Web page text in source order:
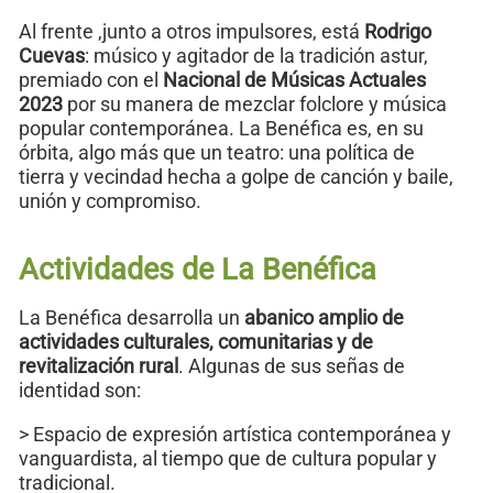
Al frente ,junto a otros impulsores, está Rodrigo
Cuevas: músico y agitador de la tradición astur,
premiado con el Nacional de Músicas Actuales
2023 por su manera de mezclar folclore y música
popular contemporánea. La Benéfica es, en su
órbita, algo más que un teatro: una política de
tierra y vecindad hecha a golpe de canción y baile,
unión y compromiso.
Actividades de La Benéfica
La Benéfica desarrolla un abanico amplio de
actividades culturales, comunitarias y de
revitalización rural . Algunas de sus señas de
identidad son:
> Espacio de expresión artística contemporánea y
vanguardista, al tiempo que de cultura popular y
tradicional.